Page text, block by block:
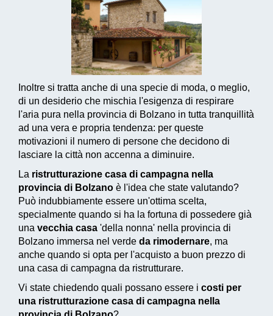
Inoltre si tratta anche di una specie di moda, o meglio,
di un desiderio che mischia l'esigenza di respirare
l'aria pura nella provincia di Bolzano in tutta tranquillità
ad una vera e propria tendenza: per queste
motivazioni il numero di persone che decidono di
lasciare la città non accenna a diminuire.
La ristrutturazione casa di campagna nella
provincia di Bolzano è l'idea che state valutando?
Può indubbiamente essere un'ottima scelta,
specialmente quando si ha la fortuna di possedere già
una vecchia casa 'della nonna' nella provincia di
Bolzano immersa nel verde da rimodernare, ma
anche quando si opta per l'acquisto a buon prezzo di
una casa di campagna da ristrutturare.
Vi state chiedendo quali possano essere i costi per
una ristrutturazione casa di campagna nella